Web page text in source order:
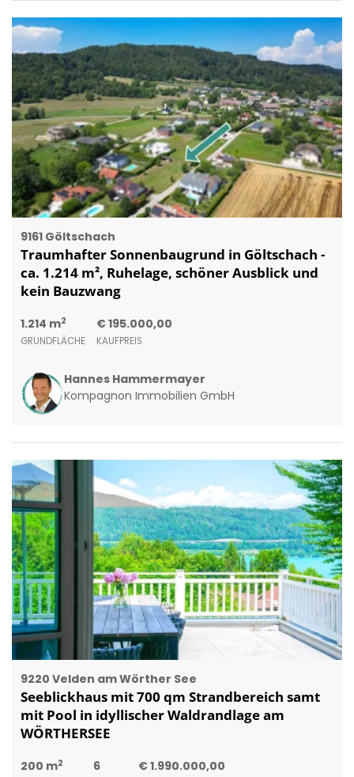
9161 Göltschach
Traumhafter Sonnenbaugrund in Göltschach -
ca. 1.214 m², Ruhelage, schöner Ausblick und
kein Bauzwang
1.214 m2
GRUNDFLÄCHE
€ 195.000,00
KAUFPREIS
Hannes Hammermayer
Kompagnon Immobilien GmbH
9220 Velden am Wörther See
Seeblickhaus mit 700 qm Strandbereich samt
mit Pool in idyllischer Waldrandlage am
WÖRTHERSEE
200 m2 6 € 1.990.000,00